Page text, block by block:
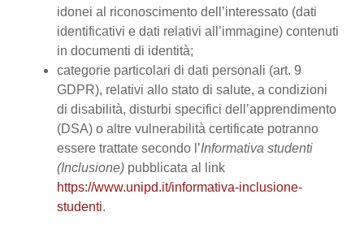
idonei al riconoscimento dell’interessato (dati
identificativi e dati relativi all’immagine) contenuti
in documenti di identità;
categorie particolari di dati personali (art. 9
GDPR), relativi allo stato di salute, a condizioni
di disabilità, disturbi specifici dell’apprendimento
(DSA) o altre vulnerabilità certificate potranno
essere trattate secondo l’Informativa studenti
(Inclusione) pubblicata al link
https://www.unipd.it/informativa-inclusione-
studenti.